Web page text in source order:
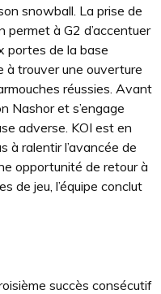
snowball. La prise de
permet à G2 d’accentuer
portes de la base
à trouver une ouverture
réussies. Avant
Nashor et s’engage
adverse. KOI est en
à ralentir l’avancée de
opportunité de retour à
de jeu, l’équipe conclut
succès consécutif